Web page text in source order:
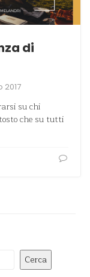
di
2017
su chi
che su tutti
Cerca